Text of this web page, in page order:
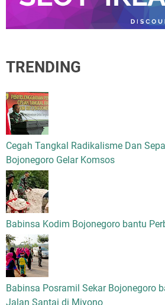
TRENDING
Cegah Tangkal Radikalisme Dan
Bojonegoro Gelar Komsos
Babinsa Kodim Bojonegoro bantu
Babinsa Posramil Sekar Bojonegoro
Jalan Santai di Miyono